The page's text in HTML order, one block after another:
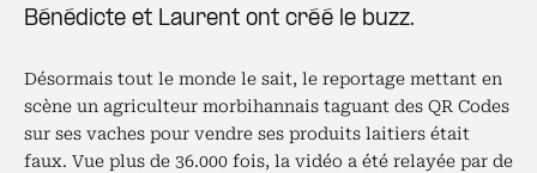
Bénédicte et Laurent ont créé le buzz.
Désormais tout le monde le sait, le reportage mettant en
scène un agriculteur morbihannais taguant des QR Codes
sur ses vaches pour vendre ses produits laitiers était
faux. Vue plus de 36.000 fois, la vidéo a été relayée par de